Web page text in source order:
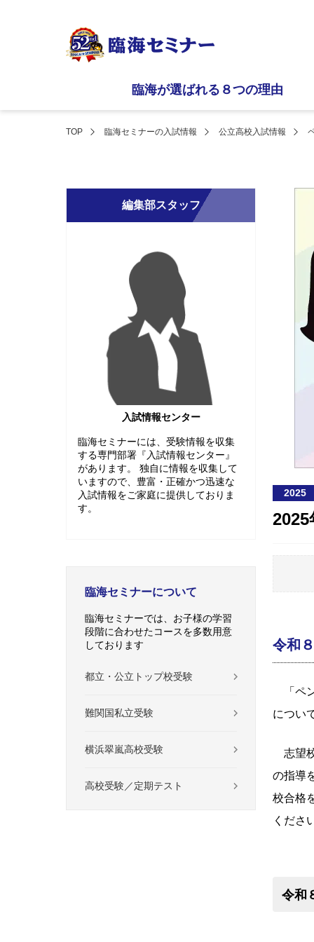
臨海が選ばれる８つの理由
TOP 臨海セミナーの入試情報 公立高校入試情報
2025
2025
令和
「ペ
につい
志望
の指導
校合格
くださ
令和
編集部スタッフ
入試情報センター
臨海セミナーには、受験情報を収集
する専門部署『入試情報センター』
があります。 独自に情報を収集して
いますので、豊富・正確かつ迅速な
入試情報をご家庭に提供しておりま
す。
臨海セミナーについて
臨海セミナーでは、お子様の学習
段階に合わせたコースを多数用意
しております
都立・公立トップ校受験
難関国私立受験
横浜翠嵐高校受験
高校受験／定期テスト